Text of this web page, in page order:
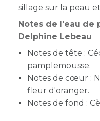
sillage sur la peau
Notes de l'eau de
Delphine Lebeau
Notes de tête :
pamplemousse.
Notes de cœur :
fleur d'oranger.
Notes de fond :